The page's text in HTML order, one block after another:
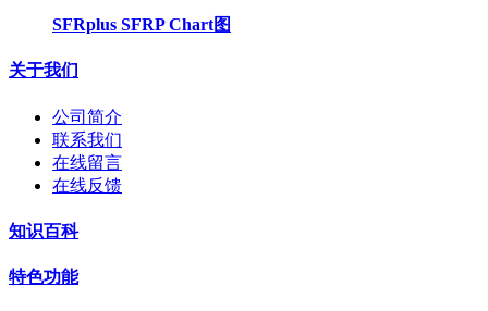
SFRplus SFRP Chart图
关于我们
公司简介
联系我们
在线留言
在线反馈
知识百科
特色功能